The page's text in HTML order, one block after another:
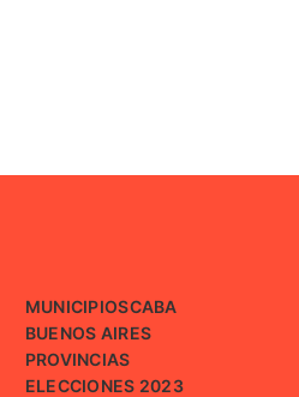
MUNICIPIOSCABA
BUENOS AIRES
PROVINCIAS
ELECCIONES 2023